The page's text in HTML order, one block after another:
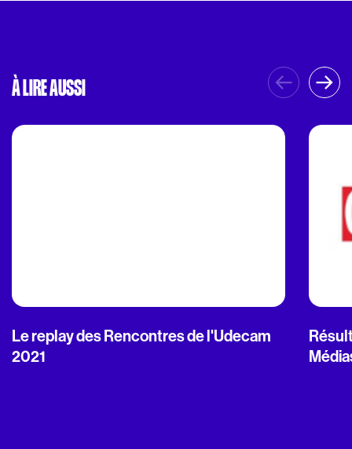
À LIRE AUSSI
Le replay des Rencontres de l'Udecam
2021